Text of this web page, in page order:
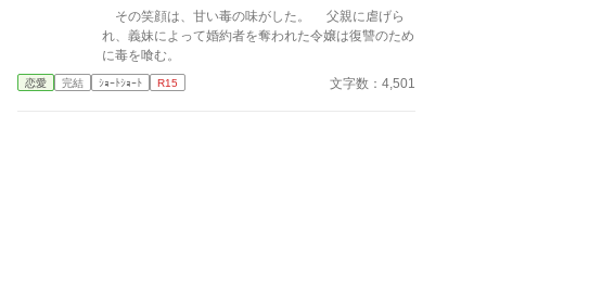
その笑顔は、甘い毒の味がした。 父親に虐げら
れ、義妹によって婚約者を奪われた令嬢は復讐のため
に毒を喰む。
恋愛 完結 ｼｮｰﾄｼｮｰﾄ R15 文字数：4,501